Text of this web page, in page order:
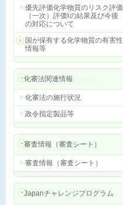
優先評価化学物質のリスク評価
（一次）評価Ⅰの結果及び今後
の対応について
国が保有する化学物質の有害性
情報等
化審法関連情報
化審法の施行状況
政令指定製品等
審査情報（審査シート）
審査情報（審査シート）
Japanチャレンジプログラム